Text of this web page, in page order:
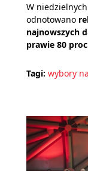
W
odnotowano
najnowszych
prawie 80
Tagi: wybory